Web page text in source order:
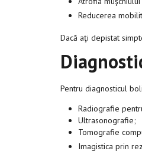
Reducerea
Dacă aţi depistat
Pentru diagnosticul
Radiografie
Ultrasonografie;
Tomografie
Imagistica prin